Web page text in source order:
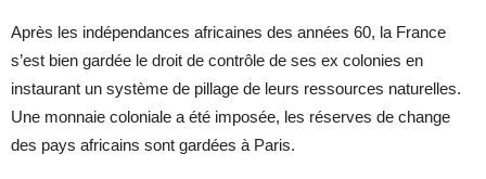
Après les indépendances africaines des années 60, la France
s’est bien gardée le droit de contrôle de ses ex colonies en
instaurant un système de pillage de leurs ressources naturelles.
Une monnaie coloniale a été imposée, les réserves de change
des pays africains sont gardées à Paris.